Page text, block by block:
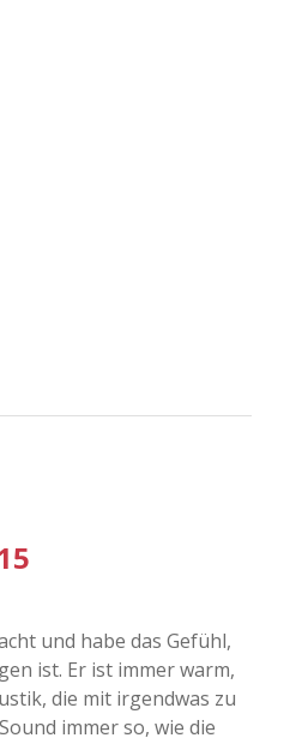
und habe das Gefühl,
ist. Er ist immer warm,
die mit irgendwas zu
immer so, wie die